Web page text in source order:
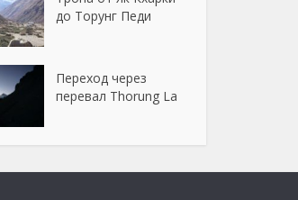
до Торунг Педи
Переход через
перевал Thorung La